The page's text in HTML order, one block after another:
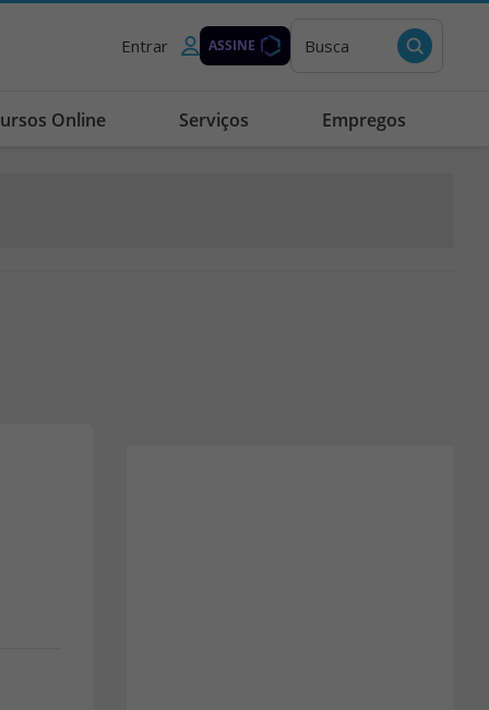
Entrar ASSINE Busca
Online Serviços Empregos